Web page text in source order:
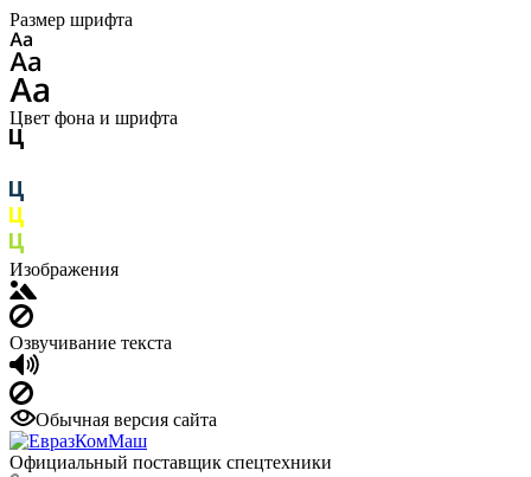
Размер шрифта
Цвет фона и шрифта
Изображения
Озвучивание текста
Обычная версия сайта
Официальный поставщик спецтехники